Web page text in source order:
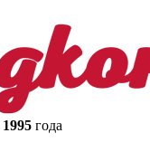
1995 года